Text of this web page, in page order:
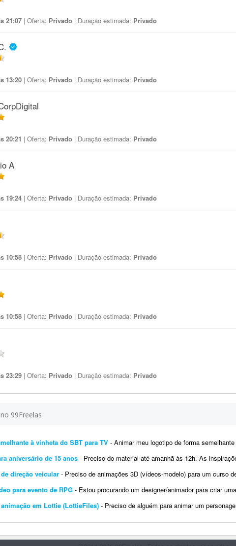
21:07 | Oferta: Privado | Duração estimada: Privado
13:20 | Oferta: Privado | Duração estimada: Privado
20:21 | Oferta: Privado | Duração estimada: Privado
A
19:24 | Oferta: Privado | Duração estimada: Privado
10:58 | Oferta: Privado | Duração estimada: Privado
10:58 | Oferta: Privado | Duração estimada: Privado
23:29 | Oferta: Privado | Duração estimada: Privado
99Freelas
à vinheta do SBT para TV - Animar meu logotipo de forma semelhante à
aniversário de 15 anos - Preciso do material até amanhã às 12h. As inspirações são as seguintes: -
direção veicular - Preciso de animações 3D (vídeos-modelo) para um curso de direção veicular (câmbio
para evento de RPG - Estou procurando um designer/animador para criar uma animação de 2 a 3 minutos com
em Lottie (LottieFiles) - Preciso de alguém para animar um personagem para uso em um projeto. Preciso do